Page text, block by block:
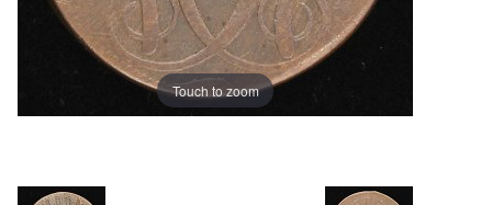
Touch to zoom